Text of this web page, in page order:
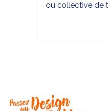
ou collective de